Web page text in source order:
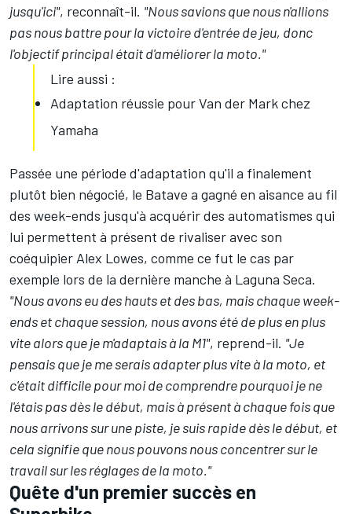
jusqu'ici", reconnaît-il. "Nous savions que nous n'allions
pas nous battre pour la victoire d'entrée de jeu, donc
l'objectif principal était d'améliorer la moto."
Lire aussi :
Adaptation réussie pour Van der Mark chez
Yamaha
Passée une période d'adaptation qu'il a finalement
plutôt bien négocié, le Batave a gagné en aisance au fil
des week-ends jusqu'à acquérir des automatismes qui
lui permettent à présent de rivaliser avec son
coéquipier Alex Lowes, comme ce fut le cas par
exemple lors de la dernière manche à Laguna Seca.
"Nous avons eu des hauts et des bas, mais chaque week-
ends et chaque session, nous avons été de plus en plus
vite alors que je m'adaptais à la M1", reprend-il. "Je
pensais que je me serais adapter plus vite à la moto, et
c'était difficile pour moi de comprendre pourquoi je ne
l'étais pas dès le début, mais à présent à chaque fois que
nous arrivons sur une piste, je suis rapide dès le début, et
cela signifie que nous pouvons nous concentrer sur le
travail sur les réglages de la moto."
Quête d'un premier succès en